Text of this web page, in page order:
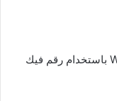
مثالي لتفعيل تطبيقات مثل WhatsApp باستخدام رقم فيك